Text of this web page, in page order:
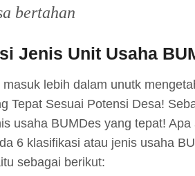
bertahan
Jenis Unit Usaha
lebih dalam unutk
Tepat Sesuai Potensi Desa!
usaha BUMDes yang tepat!
6 klasifikasi atau jenis usaha
sebagai berikut: